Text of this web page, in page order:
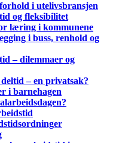
i utelivsbransjen
og fleksibilitet
læring i kommunene
i buss, renhold og
– dilemmaer og
– en privatsak?
i barnehagen